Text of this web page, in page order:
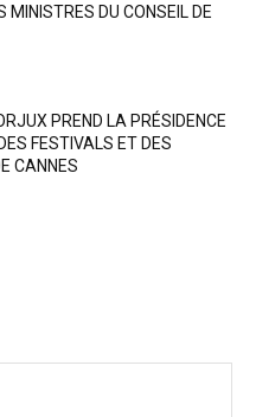
MINISTRES DU CONSEIL DE
PREND LA PRÉSIDENCE
FESTIVALS ET DES
CANNES